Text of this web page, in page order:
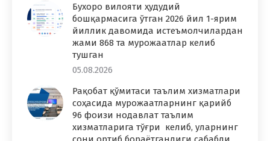
Бухоро вилояти ҳудудий
бошқармасига ўтган 2026 йил 1-ярим
йиллик давомида истеъмолчилардан
жами 868 та мурожаатлар келиб
тушган
05.08.2026
Рақобат қўмитаси таълим хизматлари
соҳасида мурожаатларнинг қарийб
96 фоизи нодавлат таълим
хизматларига тўғри келиб, уларнинг